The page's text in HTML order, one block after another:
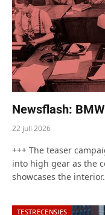
Newsflash:
22 juli 2026
+++ The teaser
into high gear as the
showcases the
TESTRECENSIES